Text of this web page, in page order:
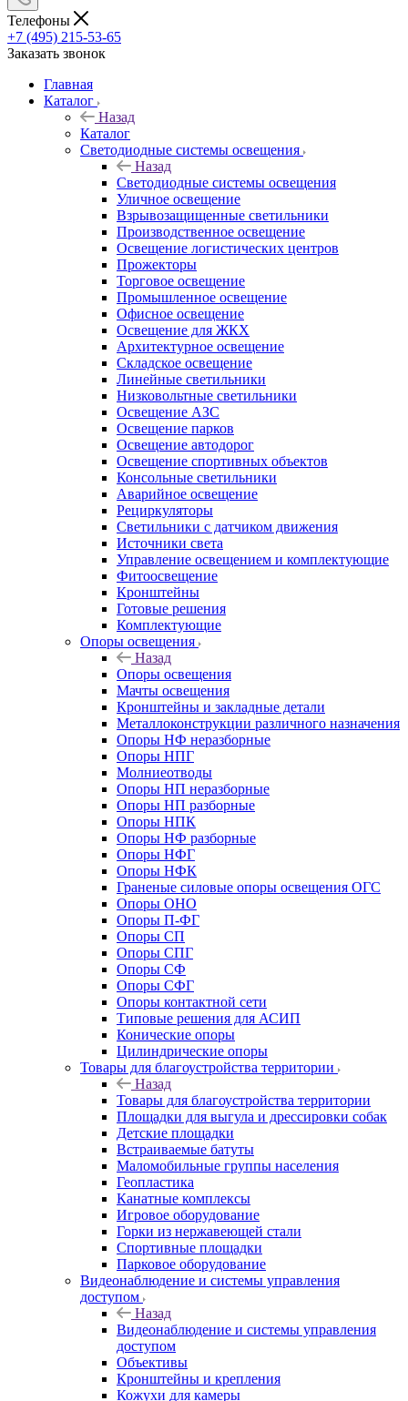
Телефоны
+7 (495) 215-53-65
Заказать звонок
Главная
Каталог
Назад
Каталог
Светодиодные системы освещения
Назад
Светодиодные системы освещения
Уличное освещение
Взрывозащищенные светильники
Производственное освещение
Освещение логистических центров
Прожекторы
Торговое освещение
Промышленное освещение
Офисное освещение
Освещение для ЖКХ
Архитектурное освещение
Складское освещение
Линейные светильники
Низковольтные светильники
Освещение АЗС
Освещение парков
Освещение автодорог
Освещение спортивных объектов
Консольные светильники
Аварийное освещение
Рециркуляторы
Светильники с датчиком движения
Источники света
Управление освещением и комплектующие
Фитоосвещение
Кронштейны
Готовые решения
Комплектующие
Опоры освещения
Назад
Опоры освещения
Мачты освещения
Кронштейны и закладные детали
Металлоконструкции различного назначения
Опоры НФ неразборные
Опоры НПГ
Молниеотводы
Опоры НП неразборные
Опоры НП разборные
Опоры НПК
Опоры НФ разборные
Опоры НФГ
Опоры НФК
Граненые силовые опоры освещения ОГС
Опоры ОНО
Опоры П-ФГ
Опоры СП
Опоры СПГ
Опоры СФ
Опоры СФГ
Опоры контактной сети
Типовые решения для АСИП
Конические опоры
Цилиндрические опоры
Товары для благоустройства территории
Назад
Товары для благоустройства территории
Площадки для выгула и дрессировки собак
Детские площадки
Встраиваемые батуты
Маломобильные группы населения
Геопластика
Канатные комплексы
Игровое оборудование
Горки из нержавеющей стали
Спортивные площадки
Парковое оборудование
Видеонаблюдение и системы управления
доступом
Назад
Видеонаблюдение и системы управления
доступом
Объективы
Кронштейны и крепления
Кожухи для камеры